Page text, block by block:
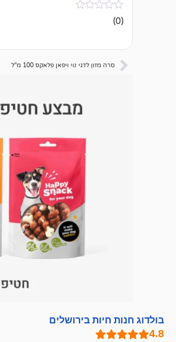
אין
ביקורות
(0)
סרה מזון לדגי נוי ויפאן פלאקס 100 מ"ל
בולדוג חנות חיות בירושלים